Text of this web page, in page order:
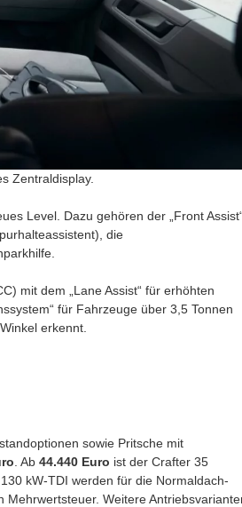
Zentraldisplay.
Level. Dazu gehören der „Front
die
mit dem „Lane Assist“ für erhöhten
für Fahrzeuge über 3,5 Tonnen
erkennt.
sowie Pritsche mit
. Ab 44.440 Euro ist der Crafter 35
kW-TDI werden für die Normaldach-
Weitere